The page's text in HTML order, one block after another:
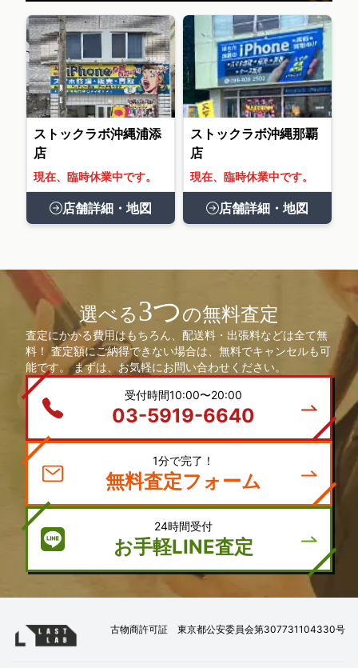
ストックラボ沖縄浦添
店
現在、臨時休業中です。
店舗詳細・地図
ストックラボ沖縄那覇
店
現在、臨時休業中です。
店舗詳細・地図
選べる3つの無料査定
査定にかかる費用はもちろん、配送料・出張料などは全て無
料！ 査定額にご納得できない場合は、無料でキャンセルも可
能です。 まずは、お気軽にお問い合わせください。
受付時間10:00〜20:00
03-5919-6640
1分で完了！
無料査定フォーム
24時間受付
お手軽LINE査定
古物商許可証 東京都公安委員会第307731104330号